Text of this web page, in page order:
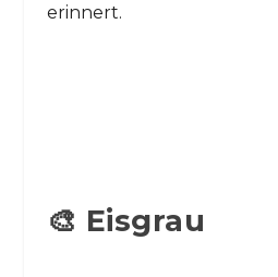
erinnert.
🎨 Eisgrau